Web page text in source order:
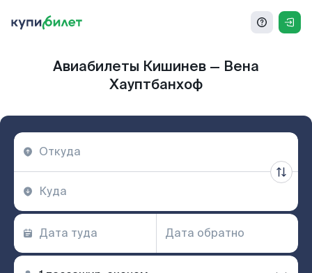
Авиабилеты Кишинев — Вена
Хауптбанхоф